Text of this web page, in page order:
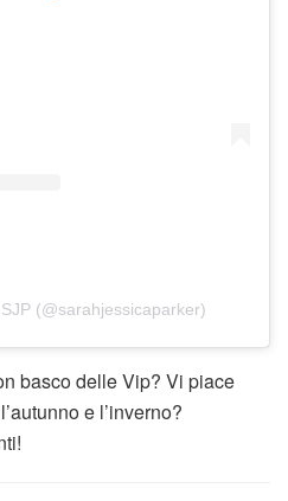
(@sarahjessicaparker)
basco delle Vip? Vi piace
e l’inverno?